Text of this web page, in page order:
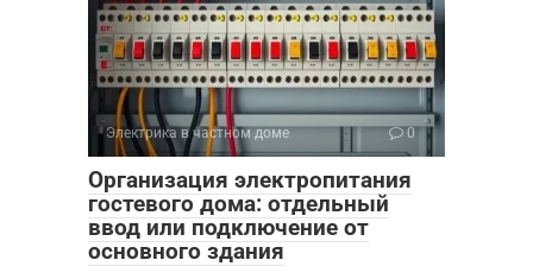
Электрика в частном доме 0
Организация электропитания
гостевого дома: отдельный
ввод или подключение от
основного здания